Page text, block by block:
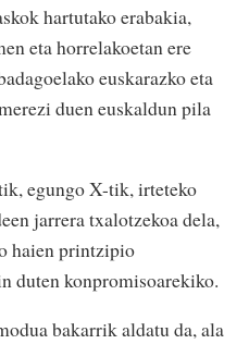
hartutako erabakia,
eta horrelakoetan ere
euskarazko eta
duen euskaldun pila
egungo X-tik, irteteko
jarrera txalotzekoa dela,
haien printzipio
duten konpromisoarekiko.
bakarrik aldatu da, ala